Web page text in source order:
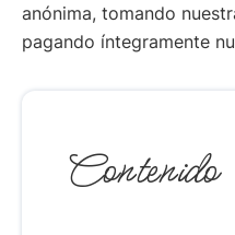
anónima, tomando
pagando íntegramente
Contenido